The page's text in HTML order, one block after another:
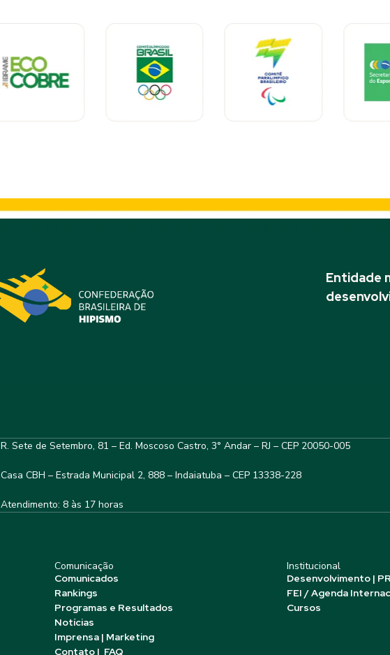
Entidade
R. Sete de Setembro, 81 – Ed. Moscoso Castro, 3° Andar – RJ – CEP 20050-005
Casa CBH – Estrada Municipal 2, 888 – Indaiatuba – CEP 13338-228
Atendimento: 8 às 17 horas
Comunicação
Comunicados
Rankings
Programas e Resultados
Notícias
Imprensa | Marketing
Contato | FAQ
Institucional
Desenvolvimento |
FEI / Agenda
Cursos